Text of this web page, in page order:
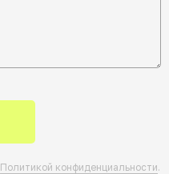
Политикой конфиденциальности.